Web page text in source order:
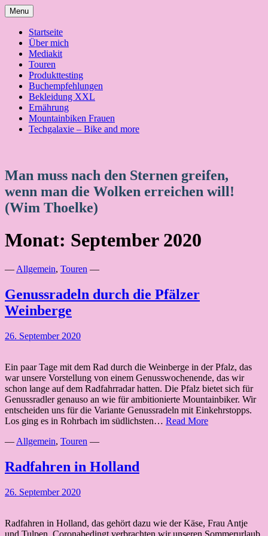
Skip
to
content
Menu
Startseite
Über mich
Mediakit
Touren
Produkttesting
Buchempfehlungen
Bekleidung XXL
Ernährung
Mountainbiken Frauen
Techgalaxie – Bike and more
Man muss nach den Sternen greifen,
wenn man die Wolken erreichen will!
(Wim Thoelke)
Monat: September 2020
— Allgemein, Touren —
Genussradeln durch die Pfälzer
Weinberge
26. September 2020
Ein paar Tage mit dem Rad durch die Weinberge in der Pfalz, das
war unsere Vorstellung von einem Genusswochenende, das wir
schon lange auf dem Radfahrradar hatten. Die Pfalz bietet sich für
Genussradler genauso an wie für ambitionierte Mountainbiker. Wir
entscheiden uns für die Variante Genussradeln mit Einkehrstopps.
Los ging es in Rohrbach im südlichsten… Read MoreGenussradeln
— Allgemein, Touren —
Radfahren in Holland
26. September 2020
Radfahren in Holland, das gehört dazu wie der Käse, Frau Antje
und Tulpen. Coronabedingt verbrachten wir unseren Sommerurlaub